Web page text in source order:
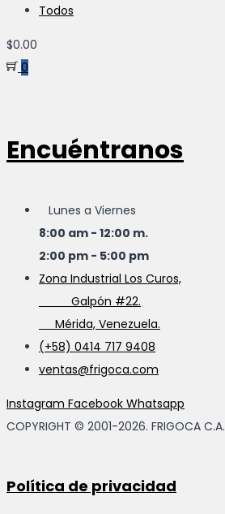
Todos
$0.00
0
Encuéntranos
Lunes a Viernes
8:00 am - 12:00 m.
2:00 pm - 5:00 pm
Zona Industrial Los Curos,
Galpón #22.
Mérida, Venezuela.
(+58) 0414 717 9408
ventas@frigoca.com
Instagram Facebook Whatsapp
COPYRIGHT © 2001-2026. FRIGOCA C.A.
Política de privacidad